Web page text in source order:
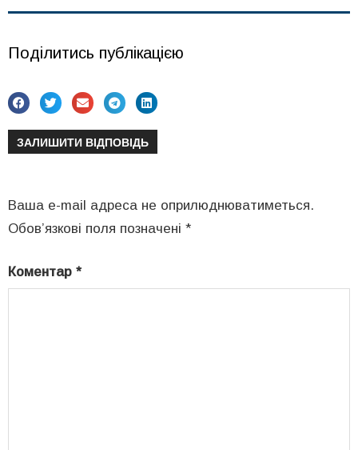
Поділитись публікацією
ЗАЛИШИТИ ВІДПОВІДЬ
Ваша e-mail адреса не оприлюднюватиметься.
Обов’язкові поля позначені *
Коментар *